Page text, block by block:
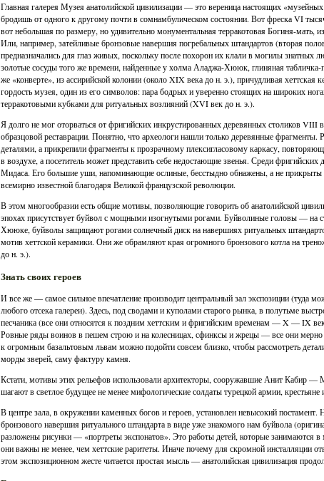
Главная галерея Музея анатолийской цивилизации — это вереница настоящих
бродишь от одного к другому почти в сомнамбулическом состоянии. Вот фреска VI
вот небольшая по размеру, но удивительно монументальная терракотовая Богиня-мать,
Или, например, затейливые бронзовые навершия погребальных штандартов (вторая
предназначались для глаз живых, поскольку после похорон их клали в могилы
золотые сосуды того же времени, найденные у холма Аладжа-Хююк, глиняная
же «конверте», из ассирийской колонии (около XIX века до н. э.), причудливая
гордость музея, один из его символов: пара бодрых и уверенно стоящих на широких
терракотовыми кубками для ритуальных возлияний (XVI век до н. э.).
Я долго не мог оторваться от фригийских инкрустированных деревянных столиков
образцовой реставрации. Понятно, что археологи нашли только деревянные фрагменты.
деталями, а прикрепили фрагменты к прозрачному плексигласовому каркасу,
в воздухе, а посетитель может представить себе недостающие звенья. Среди
Мидаса. Его большие уши, напоминающие ослиные, бесстыдно обнажены, а не прикрыты
всемирно известной благодаря Великой французской революции.
В этом многообразии есть общие мотивы, позволяющие говорить об анатолийской
эпохах присутствует буйвол с мощными изогнутыми рогами. Буйволиные головы — на
Хююке, буйволы защищают рогами солнечный диск на навершиях ритуальных
мотив хеттской керамики. Они же обрамляют края огромного бронзового котла на
до н. э.).
Знать своих героев
И все же — самое сильное впечатление производит центральный зал экспозиции (туда
любого отсека галереи). Здесь, под сводами и куполами старого рынка, в полутьме
песчаника (все они относятся к поздним хеттским и фригийским временам — X — IX
Ровные ряды воинов в пешем строю и на колесницах, сфинксы и жрецы — все они
к огромным базальтовым львам можно подойти совсем близко, чтобы рассмотреть
морды зверей, саму фактуру камня.
Кстати, мотивы этих рельефов использовали архитекторы, сооружавшие Анит Кабир —
шагают в светлое будущее не менее мифологические солдаты турецкой армии, крестьяне
В центре зала, в окружении каменных богов и героев, установлен невысокий
бронзового навершия ритуального штандарта в виде уже знакомого нам буйвола
разложены рисунки — «портреты экспонатов». Это работы детей, которые занимаются в
они важны не менее, чем хеттские раритеты. Иначе почему для скромной инсталляции
этом экспозиционном жесте читается простая мысль — анатолийская цивилизация